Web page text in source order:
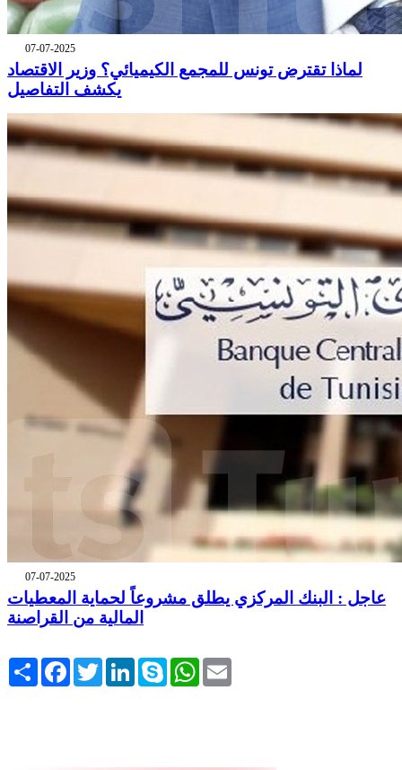
07-07-2025
لماذا تقترض تونس للمجمع الكيميائي؟ وزير الاقتصاد
يكشف التفاصيل
07-07-2025
عاجل : البنك المركزي يطلق مشروعاً لحماية المعطيات
المالية من القراصنة
Share FacebookTwitterLinkedInSkype WhatsApp